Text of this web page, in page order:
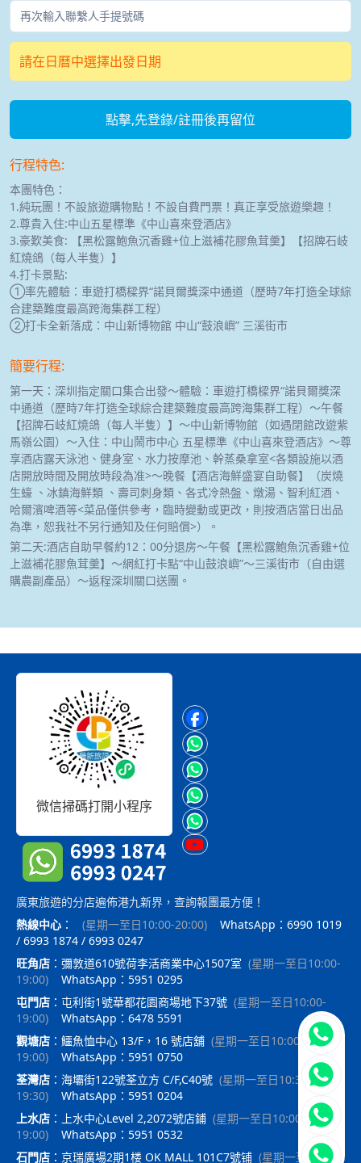
請在日曆中選擇出發日期
點擊,先登錄/註冊後再留位
行程特色:
本團特色：
1.純玩團！不設旅遊購物點！不設自費門票！真正享受旅遊樂趣！
2.尊貴入住:中山五星標準《中山喜來登酒店》
3.豪歎美食: 【黑松露鮑魚沉香雞+位上滋補花膠魚茸羹】【招牌石岐
紅燒鴿（每人半隻）】
4.打卡景點:
①率先體驗：車遊打橋樑界“諾貝爾獎深中通道（歷時7年打造全球綜
合建築難度最高跨海集群工程）
②打卡全新落成：中山新博物館 中山“鼓浪嶼” 三溪街市
簡要行程:
第一天：深圳指定關口集合出發～體驗：車遊打橋樑界“諾貝爾獎深
中通道（歷時7年打造全球綜合建築難度最高跨海集群工程）～午餐
【招牌石岐紅燒鴿（每人半隻）】～中山新博物館（如遇閉館改遊紫
馬嶺公園）～入住：中山鬧市中心 五星標準《中山喜來登酒店》～尊
享酒店露天泳池、健身室、水力按摩池、幹蒸桑拿室<各類設施以酒
店開放時間及開放時段為准>～晚餐【酒店海鮮盛宴自助餐】（炭燒
生蠔 、冰鎮海鮮類 、壽司刺身類、各式冷熱盤、燉湯、智利紅酒、
哈爾濱啤酒等<菜品僅供參考，臨時變動或更改，則按酒店當日出品
為凖，恕我社不另行通知及任何賠償>）。
第二天:酒店自助早餐約12：00分退房～午餐【黑松露鮑魚沉香雞+位
上滋補花膠魚茸羹】～網紅打卡點“中山鼓浪嶼”～三溪街市（自由選
購農副產品）～返程深圳關口送團。
微信掃碼打開小程序
廣東旅遊的分店遍佈港九新界，查詢報團最方便！
熱線中心 ： (星期一至日10:00-20:00)
WhatsApp：6990 1019
/ 6993 1874 / 6993 0247
旺角店 ： 彌敦道610號荷李活商業中心1507室 (星期一至日10:00-
19:00)
WhatsApp：5951 0295
屯門店 ： 屯利街1號華都花園商場地下37號 (星期一至日10:00-
19:00)
WhatsApp：6478 5591
觀塘店 ： 鱷魚恤中心 13/F，16 號店舖 (星期一至日10:00-
19:00)
WhatsApp：5951 0750
荃灣店 ： 海壩街122號荃立方 C/F,C40號 (星期一至日10:30-
19:30)
WhatsApp：5951 0204
上水店 ： 上水中心Level 2,2072號店鋪 (星期一至日10:00-
19:00)
WhatsApp：5951 0532
石門店 ： 京瑞廣場2期1楼 OK MALL 101C7號铺 (星期一至日
立即